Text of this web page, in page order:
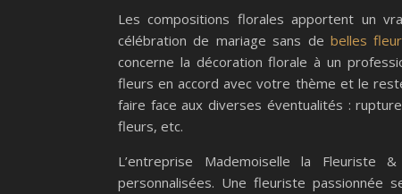
Les compositions florales apportent un
célébration de mariage sans debelles
concerne la décoration florale à un
fleurs en accord avec votre thème et le
faire face aux diverses éventualités :
fleurs, etc.
L’entreprise Mademoiselle la Fleuriste
personnalisées. Une fleuriste